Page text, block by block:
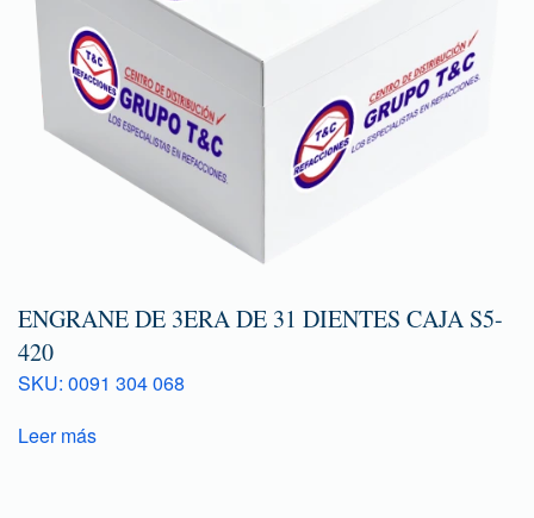
ENGRANE DE 3ERA DE 31 DIENTES CAJA S5-
420
SKU: 0091 304 068
Leer más